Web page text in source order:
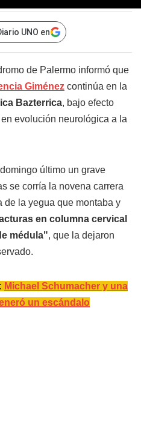
UNO en
de Palermo informó que
Giménez continúa en la
Bazterrica, bajo efecto
evolución neurológica a la
último un grave
se corría la novena carrera
la yegua que montaba y
en columna cervical
médula", que la dejaron
Michael Schumacher y una
un escándalo